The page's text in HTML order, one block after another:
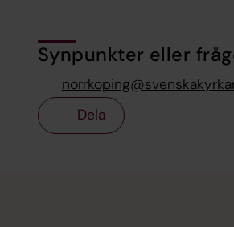
Synpunkter eller
Dela